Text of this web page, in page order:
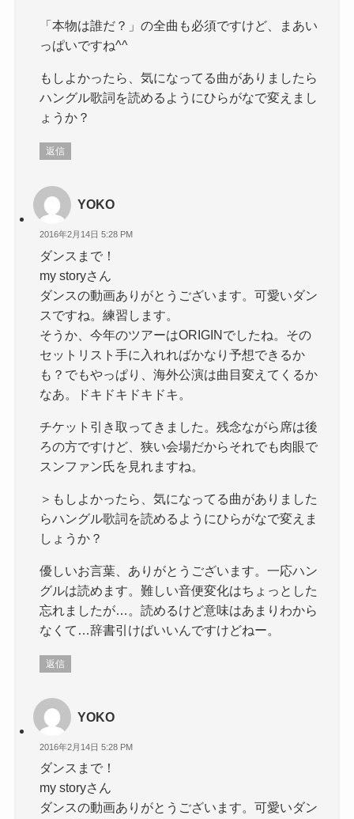
「本物は誰だ？」の全曲も必須ですけど、まあい
っぱいですね^^
もしよかったら、気になってる曲がありましたら
ハングル歌詞を読めるようにひらがなで変えまし
ょうか？
返信
YOKO
2016年2月14日 5:28 PM
ダンスまで！
my storyさん
ダンスの動画ありがとうございます。可愛いダン
スですね。練習します。
そうか、今年のツアーはORIGINでしたね。その
セットリスト手に入れればかなり予想できるか
も？でもやっぱり、海外公演は曲目変えてくるか
なあ。ドキドキドキドキ。
チケット引き取ってきました。残念ながら席は後
ろの方ですけど、狭い会場だからそれでも肉眼で
スンファン氏を見れますね。
＞もしよかったら、気になってる曲がありました
らハングル歌詞を読めるようにひらがなで変えま
しょうか？
優しいお言葉、ありがとうございます。一応ハン
グルは読めます。難しい音便変化はちょっとした
忘れましたが…。読めるけど意味はあまりわから
なくて…辞書引けばいいんですけどねー。
返信
YOKO
2016年2月14日 5:28 PM
ダンスまで！
my storyさん
ダンスの動画ありがとうございます。可愛いダン